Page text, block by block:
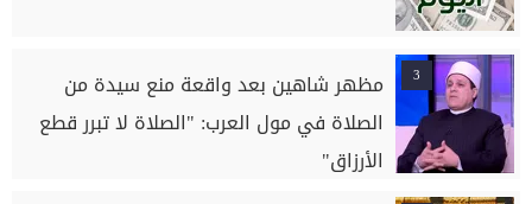
3
مظهر شاهين بعد واقعة منع سيدة من
الصلاة في مول العرب: "الصلاة لا تبرر قطع
الأرزاق"